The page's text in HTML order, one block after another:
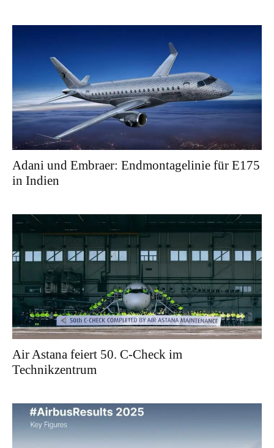
Adani und Embraer: Endmontagelinie für E175
in Indien
Air Astana feiert 50. C-Check im
Technikzentrum